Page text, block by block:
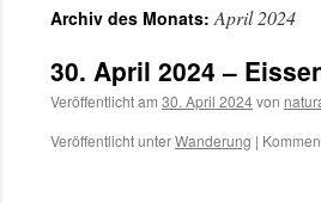
Archiv des Monats:April 2024
30. April 2024 –
Veröffentlicht am 30. April 2024von
Veröffentlicht unterWanderung |